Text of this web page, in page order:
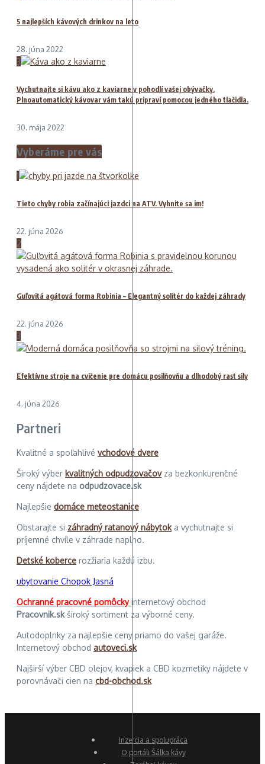
5 najlepších kávových drinkov na leto
28. júna 2022
3
Vychutnajte si kávu ako z kaviarne v pohodlí vašej obývačky.
Plnoautomatický kávovar vám takú pripraví pomocou jedného tlačidla.
30. mája 2022
Vyberáme pre vás
1
Tieto chyby robia začínajúci jazdci na ATV. Vyhnite sa im!
22. júna 2026
2
Guľovitá agátová forma Robinia – Elegantný solitér do každej záhrady
22. júna 2026
3
Efektívne stroje na cvičenie pre domácu posilňovňu a dlhodobý rast sily
4. júna 2026
Partneri
Kvalitné a spoľahlivé vchodové dvere
Široký výber kvalitných odpudzovačovza bezkonkurenčné
ceny nájdete na odpudzovace.sk
Najlepšie domáce meteostanice
Obstarajte si záhradný ratanový nábytoka vychutnajte si
príjemné chvíle v záhrade naplno.
Detské koberce rozžiaria každú izbu.
ubytovanie Chopok Jasná
Ochranné pracovné pomôckyinternetový obchod
Pracovnik.skširoký sortiment za výborné ceny.
Autodoplnky za najlepšie ceny priamo do vašej garáže.
Internetový obchod autoveci.sk
Najširší výber CBD olejov, kvapiek a CBD kozmetiky nájdete v
porovnávači cien na cbd-obchod.sk
Inzercia a spolupráca
O portáli Šálka kávy